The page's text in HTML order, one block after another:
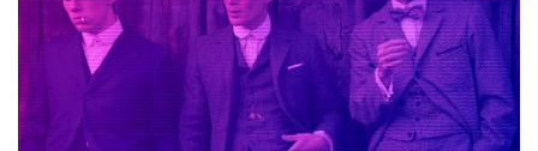
Дії
Belles lettres
Агітатор